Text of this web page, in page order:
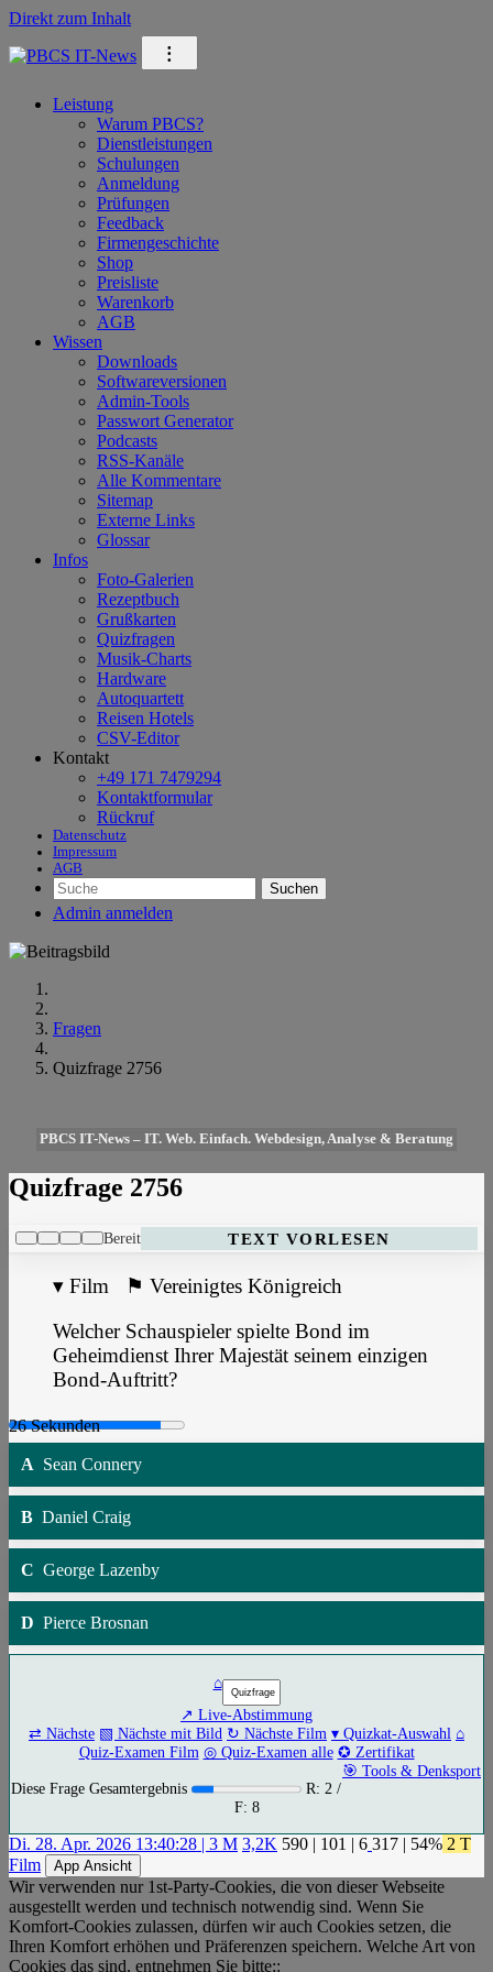
Direkt zum Inhalt
⁝
Leistung
Warum PBCS?
Dienstleistungen
Schulungen
Anmeldung
Prüfungen
Feedback
Firmengeschichte
Shop
Preisliste
Warenkorb
AGB
Wissen
Downloads
Softwareversionen
Admin-Tools
Passwort Generator
Podcasts
RSS-Kanäle
Alle Kommentare
Sitemap
Externe Links
Glossar
Infos
Foto-Galerien
Rezeptbuch
Grußkarten
Quizfragen
Musik-Charts
Hardware
Autoquartett
Reisen Hotels
CSV-Editor
Kontakt
+49 171 7479294
Kontaktformular
Rückruf
Datenschutz
Impressum
AGB
Suchen
Admin anmelden
Fragen
Quizfrage 2756
PBCS IT-News – IT. Web. Einfach. Webdesign, Analyse & Beratung
Quizfrage 2756
Bereit TEXT VORLESEN
▾ Film ⚑ Vereinigtes Königreich
Welcher Schauspieler spielte Bond im
Geheimdienst Ihrer Majestät seinem einzigen
Bond-Auftritt?
A Sean Connery
B Daniel Craig
C George Lazenby
D Pierce Brosnan
⌂
↗ Live-Abstimmung
⇄ Nächste ▧ Nächste mit Bild ↻ Nächste Film ▾ Quizkat-Auswahl ⌂
Quiz-Examen Film ◎ Quiz-Examen alle ✪ Zertifikat
🎯 Tools & Denksport
Diese Frage Gesamtergebnis
R: 2 /
F: 8
Di. 28. Apr. 2026 13:40:28 | 3 M 3,2K 590 | 101 | 6 317 | 54% 2 T
Film
App Ansicht
Wir verwenden nur 1st-Party-Cookies, die von dieser Webseite
ausgestellt werden und technisch notwendig sind. Wenn Sie
Komfort-Cookies zulassen, dürfen wir auch Cookies setzen, die
Ihren Komfort erhöhen und Präferenzen speichern. Welche Art von
Cookies das sind, entnehmen Sie bitte::